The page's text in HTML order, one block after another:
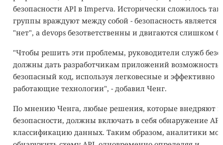
безопасности API в Imperva. Исторически сложилось
группы враждуют между собой - безопасность является
"нет", а devops безответственны и двигаются слишком
"Чтобы решить эти проблемы, руководители служб
должны дать разработчикам приложений возможность
безопасный код, используя легковесные и эффективно
работающие технологии", - добавил Ченг.
По мнению Ченга, любые решения, которые внедряют
безопасности, должны включать в себя обнаружение
классификацию данных. Таким образом, аналитики